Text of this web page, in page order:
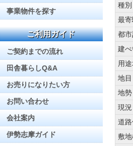
種別
最
都
建
用
地目
地勢
現況
道
敷
事業物件を探す
ご利用ガイド
ご契約までの流れ
田舎暮らしQ&A
お売りになりたい方
お問い合わせ
会社案内
伊勢志摩ガイド